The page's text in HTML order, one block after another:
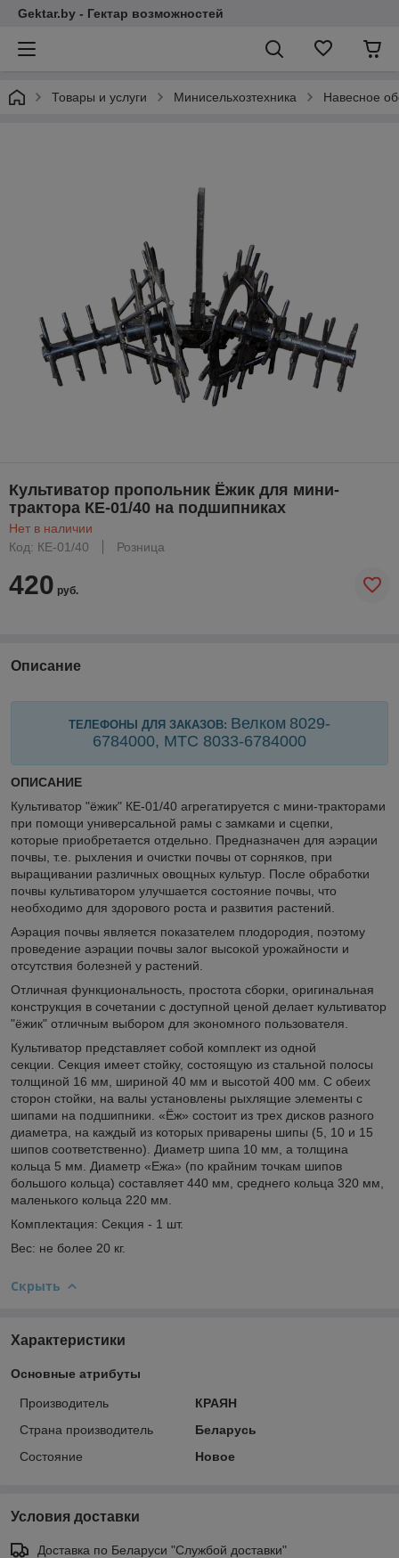
Gektar.by - Гектар возможностей
Товары и услуги Минисельхозтехника Навесное
Культиватор пропольник Ёжик для мини-
трактора КЕ-01/40 на подшипниках
Нет в наличии
Код: КЕ-01/40
Розница
420 руб.
Описание
ТЕЛЕФОНЫ ДЛЯ ЗАКАЗОВ: Велком 8029-
6784000, МТС 8033-6784000
ОПИСАНИЕ
Культиватор "ёжик" КЕ-01/40 агрегатируется с мини-тракторами
при помощи универсальной рамы с замками и сцепки,
которые приобретается отдельно. Предназначен для аэрации
почвы, т.е. рыхления и очистки почвы от сорняков, при
выращивании различных овощных культур. После обработки
почвы культиватором улучшается состояние почвы, что
необходимо для здорового роста и развития растений.
Аэрация почвы является показателем плодородия, поэтому
проведение аэрации почвы залог высокой урожайности и
отсутствия болезней у растений.
Отличная функциональность, простота сборки, оригинальная
конструкция в сочетании с доступной ценой делает культиватор
"ёжик" отличным выбором для экономного пользователя.
Культиватор представляет собой комплект из одной
секции. Секция имеет стойку, состоящую из стальной полосы
толщиной 16 мм, шириной 40 мм и высотой 400 мм. С обеих
сторон стойки, на валы установлены рыхлящие элементы с
шипами на подшипники. «Ёж» состоит из трех дисков разного
диаметра, на каждый из которых приварены шипы (5, 10 и 15
шипов соответственно). Диаметр шипа 10 мм, а толщина
кольца 5 мм. Диаметр «Ежа» (по крайним точкам шипов
большого кольца) составляет 440 мм, среднего кольца 320 мм,
маленького кольца 220 мм.
Комплектация: Секция - 1 шт.
Вес: не более 20 кг.
Скрыть
Характеристики
Основные атрибуты
Производитель
КРАЯН
Страна производитель
Беларусь
Состояние
Новое
Условия доставки
Доставка по Беларуси "Службой доставки"